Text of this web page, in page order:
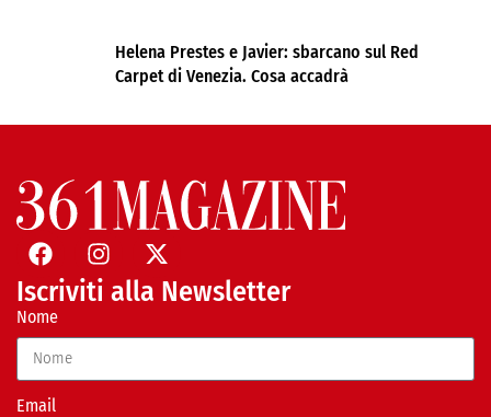
Helena Prestes e Javier: sbarcano sul Red
Carpet di Venezia. Cosa accadrà
Iscriviti alla Newsletter
Nome
Email